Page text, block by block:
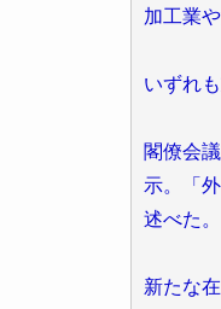
加工業
いずれ
閣僚会
示。「
述べた。
新たな